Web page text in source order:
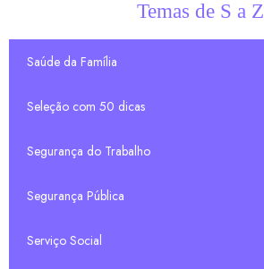
Temas de S a Z
Saúde da Família
Seleção com 50 dicas
Segurança do Trabalho
Segurança Pública
Serviço Social